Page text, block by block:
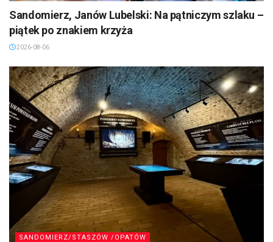
Sandomierz, Janów Lubelski: Na pątniczym szlaku –
piątek po znakiem krzyża
2026-08-06
SANDOMIERZ/STASZÓW /OPATÓW